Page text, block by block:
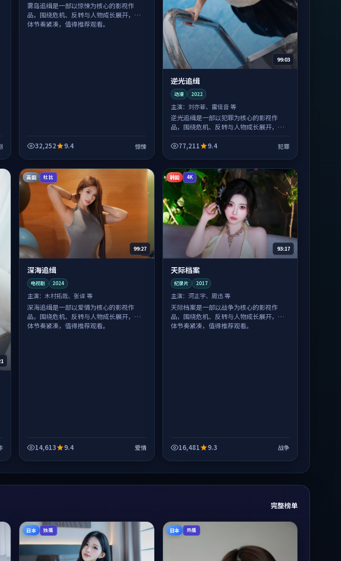
雾岛追缉是一部以惊悚为核心的影视作
品，围绕危机、反转与人物成长展开，整
体节奏紧凑，值得推荐观看。
32,252 9.4 惊悚
99:03
逆光追缉
动漫 2022
主演： 刘亦菲、雷佳音 等
逆光追缉是一部以犯罪为核心的影视作
品，围绕危机、反转与人物成长展开，整
77,211
9.4 犯罪
英国 杜比
99:27
深海追缉
电视剧 2024
主演： 木村拓哉、张译 等
深海追缉是一部以爱情为核心的影视作
品，围绕危机、反转与人物成长展开，整
体节奏紧凑，值得推荐观看。
14,613 9.4 爱情
韩国 4K
93:17
天际档案
纪录片 2017
主演： 河正宇、周迅 等
天际档案是一部以战争为核心的影视作
品，围绕危机、反转与人物成长展开，整
体节奏紧凑，值得推荐观看。
16,481 9.3 战争
完整榜单
日本 独播 日本 热播